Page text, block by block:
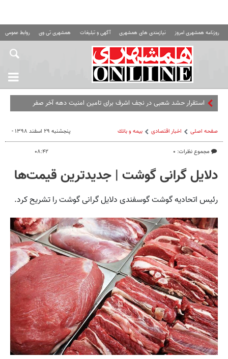
روزنامه همشهری امروز نیازمندی های همشهری آگهی و تبلیغات همشهری تی وی روابط عمومی
استقرار حشد شعبی در نجف اشرف برای تامین امنیت دهه آخر صفر
صفحه اصلی اخبار اقتصادی بيمه و بانك
مجموع نظرات: ۰
پنجشنبه ۲۹ اسفند ۱۳۹۸ -
۰۸:۴۲
دلایل گرانی گوشت | جدیدترین قیمت‌ها
رئیس اتحادیه گوشت گوسفندی دلایل گرانی گوشت را تشریح کرد.